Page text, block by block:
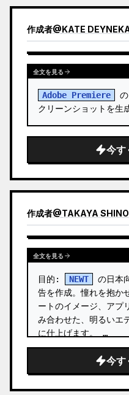
作成者@KATE
全文を見る
Adobe Premiere
クリーンショットを生
今す
作成者@TAKAYA SHINOZUKA /
全文を見る
目的: NEWT
の日本
告を作成。憧れを抱か
ートのイメージ、ア
み合わせた、明るいエ
に仕上げます。 …
今す